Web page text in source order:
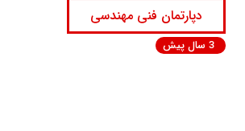
دپارتمان فنی مهندسی
3 سال پیش